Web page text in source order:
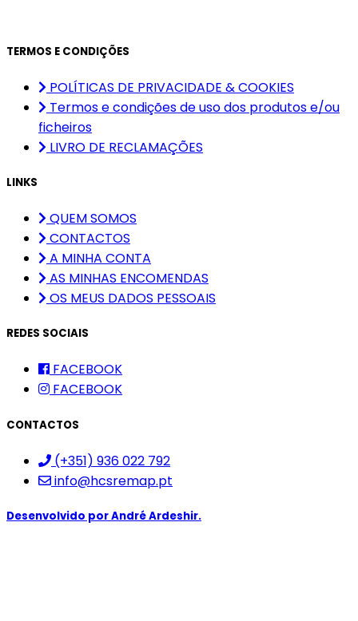
TERMOS E CONDIÇÕES
POLÍTICAS DE PRIVACIDADE & COOKIES
Termos e condições de uso dos produtos e/ou
ficheiros
LIVRO DE RECLAMAÇÕES
LINKS
QUEM SOMOS
CONTACTOS
A MINHA CONTA
AS MINHAS ENCOMENDAS
OS MEUS DADOS PESSOAIS
REDES SOCIAIS
FACEBOOK
FACEBOOK
CONTACTOS
(+351) 936 022 792
info@hcsremap.pt
Desenvolvido porAndré Ardeshir.